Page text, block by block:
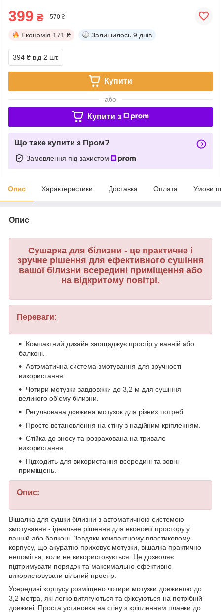
399 ₴ 570 ₴
Економія 171 ₴ Залишилось 9 днів
394 ₴ від 2 шт.
Купити
або
Купити з
Що таке купити з Пром?
Замовлення під захистом
Опис Характеристики Доставка Оплата Умови
Опис
Сушарка для білизни - це практичне і
зручне рішення для ефективного сушіння
вашої білизни всередині приміщення або
на відкритому повітрі.
Переваги:
Компактний дизайн заощаджує простір у ванній або
балконі.
Автоматична система змотування для зручності
використання.
Чотири мотузки завдовжки до 3,2 м для сушіння
великого об'єму білизни.
Регульована довжина мотузок для різних потреб.
Просте встановлення на стіну з надійним кріпленням.
Стійка до зносу та розрахована на тривале
використання.
Підходить для використання всередині та зовні
приміщень.
Опис:
Вішалка для сушки білизни з автоматичною системою
змотування - ідеальне рішення для економії простору у
ванній або балконі. Завдяки компактному пластиковому
корпусу, що акуратно приховує мотузки, вішалка практично
непомітна, коли не використовується. Це дозволяє
підтримувати порядок та максимально ефективно
використовувати вільний простір.
Усередині корпусу розміщено чотири мотузки довжиною до
3,2 метра, які легко витягуються та фіксуються на потрібній
довжині. Проста установка на стіну з кріпленням планки до